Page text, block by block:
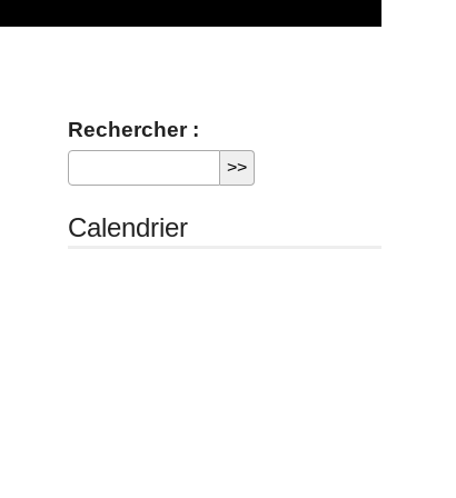
Rechercher :
Calendrier